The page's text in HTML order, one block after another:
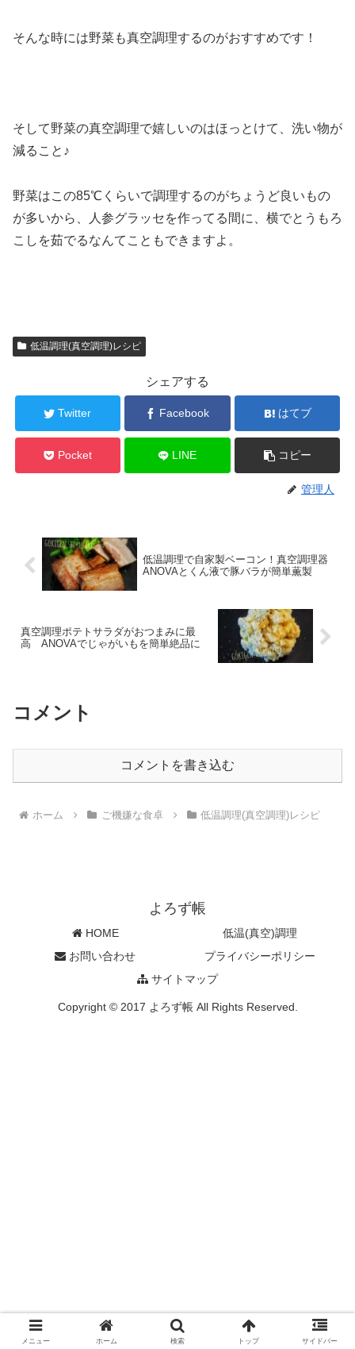
そんな時には野菜も真空調理するのがおすすめです！
そして野菜の真空調理で嬉しいのはほっとけて、洗い物が
減ること♪
野菜はこの85℃くらいで調理するのがちょうど良いもの
が多いから、人参グラッセを作ってる間に、横でとうもろ
こしを茹でるなんてこともできますよ。
低温調理(真空調理)レシピ
シェアする
Twitter Facebook はてブ
Pocket LINE コピー
管理人
低温調理で自家製ベーコン！真空調理器
ANOVAとくん液で豚バラが簡単薫製
真空調理ポテトサラダがおつまみに最
高 ANOVAでじゃがいもを簡単絶品に
コメント
コメントを書き込む
ホーム ご機嫌な食卓 低温調理(真空調理)レシピ
よろず帳
HOME
低温(真空)調理
お問い合わせ
プライバシーポリシー
サイトマップ
Copyright © 2017 よろず帳 All Rights Reserved.
メニュー ホーム 検索 トップ サイドバー